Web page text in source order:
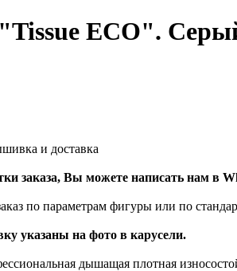
ECO".
и доставка
заказа, Вы можете написать нам в
по параметрам фигуры или по
указаны на фото в карусели.
дышащая плотная